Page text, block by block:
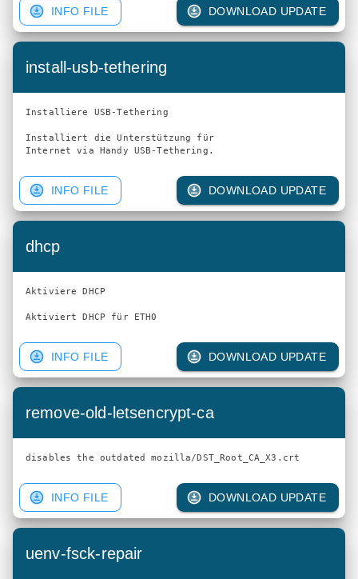
INFO FILE DOWNLOAD UPDATE
install-usb-tethering
Installiere USB-Tethering
Installiert die Unterstützung für
INFO FILE DOWNLOAD UPDATE
dhcp
Aktiviere DHCP
Aktiviert DHCP für ETH0
INFO FILE DOWNLOAD UPDATE
remove-old-letsencrypt-ca
INFO FILE DOWNLOAD UPDATE
uenv-fsck-repair